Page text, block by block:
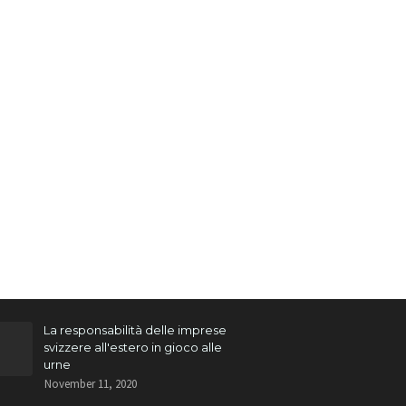
La responsabilità delle imprese
svizzere all'estero in gioco alle
urne
November 11, 2020